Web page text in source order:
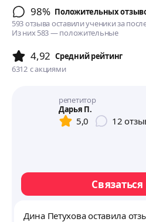
98% Положительных
593 отзыва оставили ученики за
Из них 583 — положительные
4,92 Cредний рейтинг
6312 с акциями
репетитор
Дарья П.
5,0 12
Связаться
Дина Петухова оставила